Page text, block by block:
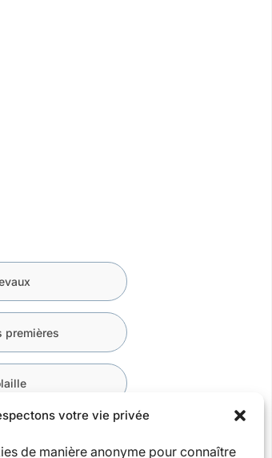
votre vie privée
de manière anonyme pour connaître
premières